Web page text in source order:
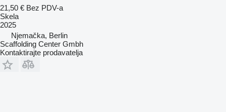
21,50 € Bez PDV-a
Skela
2025
Njemačka, Berlin
Scaffolding Center Gmbh
Kontaktirajte prodavatelja